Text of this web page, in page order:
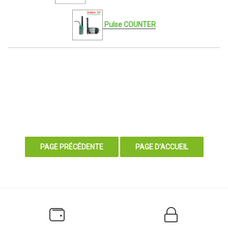
Pulse COUNTER